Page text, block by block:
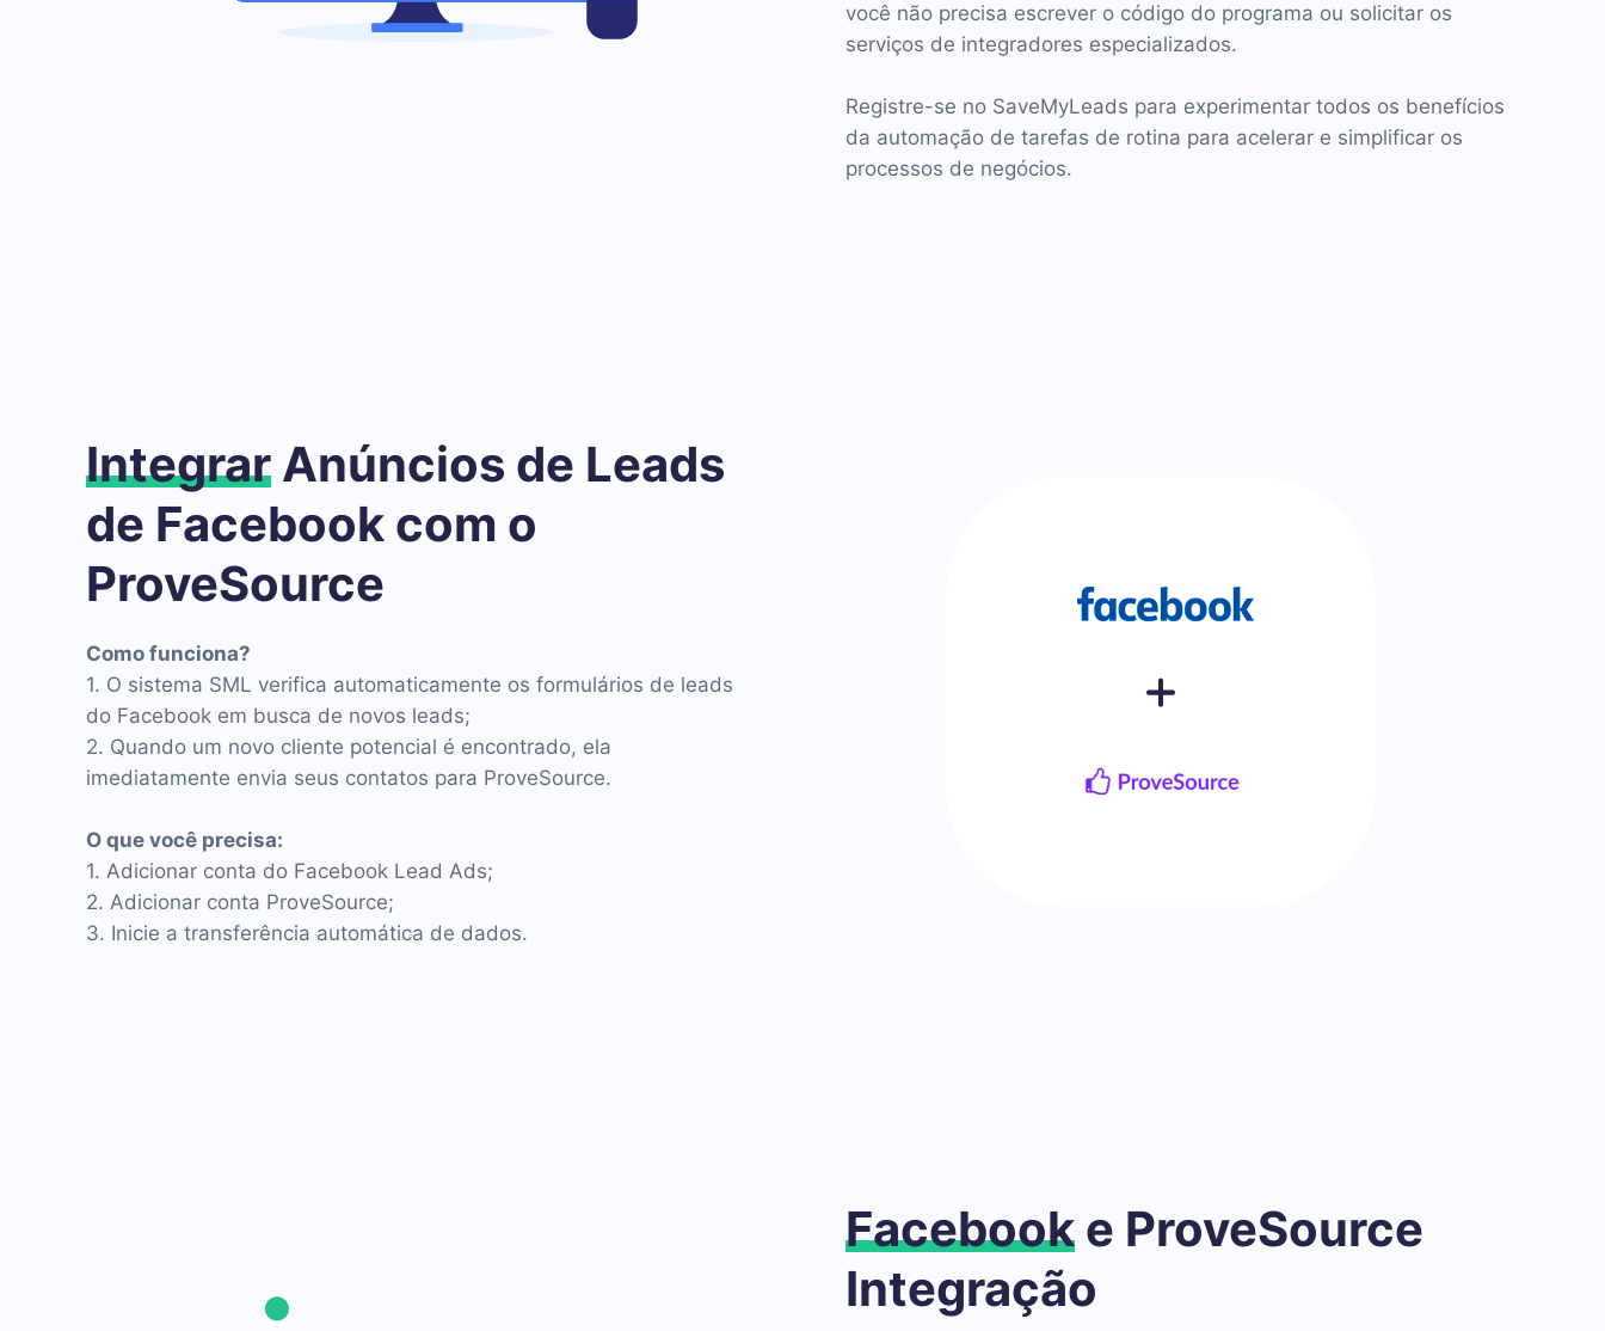
você não precisa escrever o código do programa ou solicitar os
serviços de integradores especializados.
Registre-se no SaveMyLeads para experimentar todos os benefícios
da automação de tarefas de rotina para acelerar e simplificar os
processos de negócios.
Integrar Anúncios de Leads
de Facebook com o
ProveSource
Como funciona?
1. O sistema SML verifica automaticamente os formulários de leads
do Facebook em busca de novos leads;
2. Quando um novo cliente potencial é encontrado, ela
imediatamente envia seus contatos para ProveSource.
O que você precisa:
1. Adicionar conta do Facebook Lead Ads;
2. Adicionar conta ProveSource;
3. Inicie a transferência automática de dados.
Facebook e ProveSource
Integração